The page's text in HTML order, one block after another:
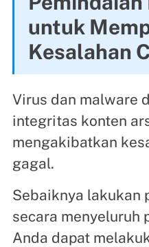
untuk
Kesalahan
Virus dan malware
integritas konten
mengakibatkan
gagal.
Sebaiknya lakukan
secara menyeluruh
Anda dapat